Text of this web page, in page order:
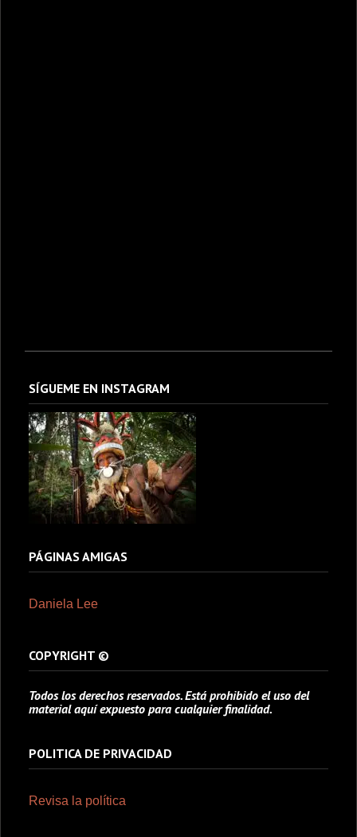
SÍGUEME EN INSTAGRAM
PÁGINAS AMIGAS
Daniela Lee
COPYRIGHT ©
Todos los derechos reservados. Está prohibido el uso del
material aquí expuesto para cualquier finalidad.
POLITICA DE PRIVACIDAD
Revisa la política